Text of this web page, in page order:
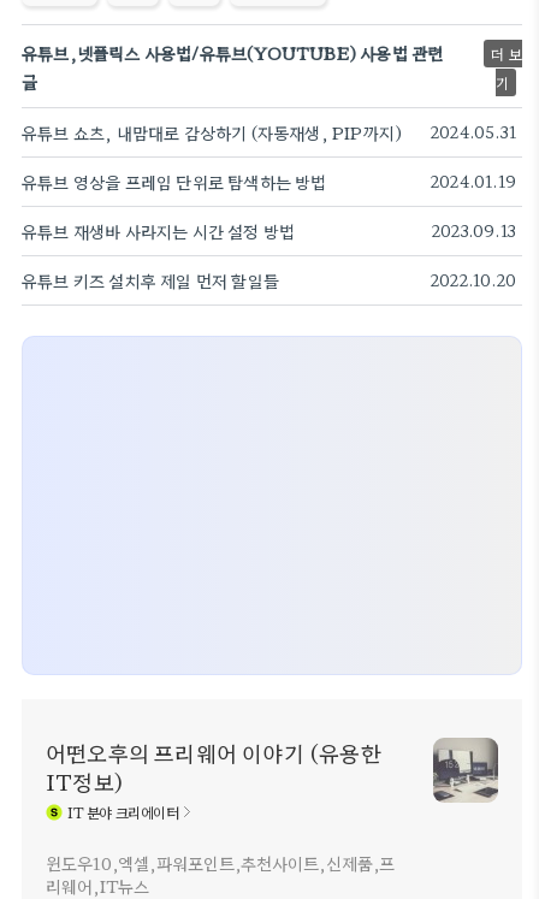
유튜브,넷플릭스 사용법/유튜브(YOUTUBE) 사용법 관련
글
더 보
기
유튜브 쇼츠, 내맘대로 감상하기 (자동재생, PIP까지) 2024.05.31
유튜브 영상을 프레임 단위로 탐색하는 방법 2024.01.19
유튜브 재생바 사라지는 시간 설정 방법 2023.09.13
유튜브 키즈 설치후 제일 먼저 할일들 2022.10.20
어떤오후의 프리웨어 이야기 (유용한
IT정보)
IT분야 크리에이터
윈도우10,엑셀,파워포인트,추천사이트,신제품,프
리웨어,IT뉴스